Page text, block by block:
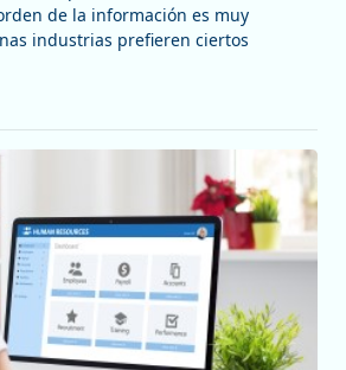
de la información es muy
industrias prefieren ciertos